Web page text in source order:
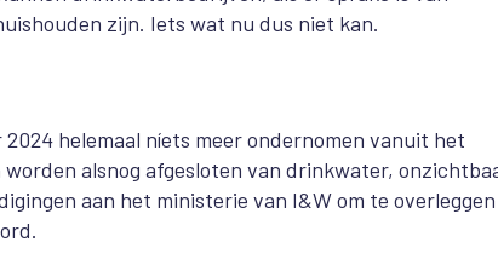
zijn. Iets wat nu dus niet kan.
helemaal níets meer ondernomen vanuit het
worden alsnog afgesloten van drinkwater,
aan het ministerie van I&W om te